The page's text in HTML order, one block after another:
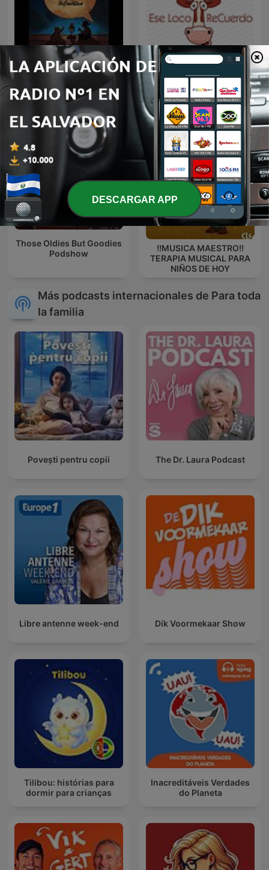
Cuentos y Relatos
Infantiles - Aquí te cuento
Ese Loco ReCuerdo
Those Oldies But Goodies
Podshow
!!MUSICA MAESTRO!!
TERAPIA MUSICAL PARA
NIÑOS DE HOY
Más podcasts internacionales de Para toda
la familia
Povești pentru copii The Dr. Laura Podcast
Libre antenne week-end Dik Voormekaar Show
Tilibou: histórias para
dormir para crianças
Inacreditáveis Verdades
do Planeta
DESCARGAR APP